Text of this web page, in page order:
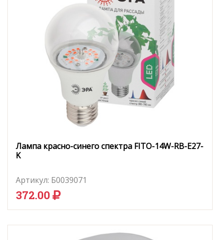
Лампа красно-синего спектра FITO-14W-RB-E27-
K
Артикул: Б0039071
372.00